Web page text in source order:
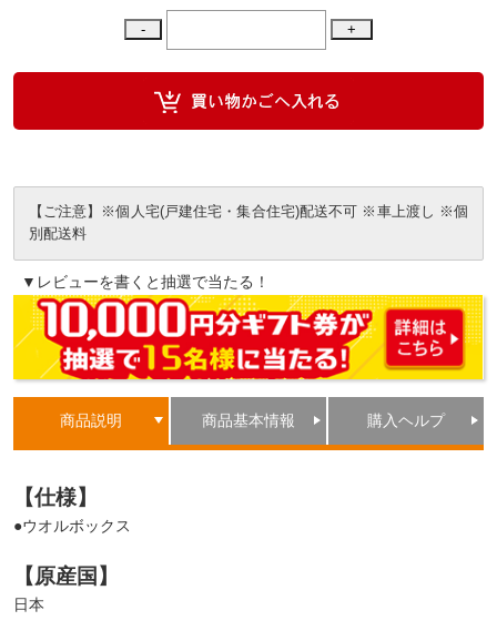
【ご注意】※個人宅(戸建住宅・集合住宅)配送不可 ※車上渡し ※個
別配送料
▼レビューを書くと抽選で当たる！
商品説明 商品基本情報 購入ヘルプ
【仕様】
●ウオルボックス
【原産国】
日本